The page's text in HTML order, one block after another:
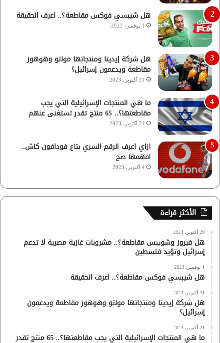
هل شيبسي فوكس مقاطعة؟.. اعرف الحقيقة
1 نوفمبر، 2023
هل شركة إيديتا ومنتجاتها مولتو وهوهوز
مقاطعة ويدعمون إسرائيل؟
31 أكتوبر، 2023
ما هي المنتجات الإسرائيلية التي يجب
مقاطعتها؟.. 65 منتج تقدر تستغنى عنهم
21 أكتوبر، 2023
ازاي اعرف الرقم السري بتاع فودافون كاش..
افهمها صح
4 أكتوبر، 2023
الأكثر قراءة
29 أكتوبر، 2023
هل فيروز وشويبس مقاطعة؟.. مشروبات غازية مصرية لا تدعم
إسرائيل وتؤيد فلسطين
1 نوفمبر، 2023
هل شيبسي فوكس مقاطعة؟.. اعرف الحقيقة
31 أكتوبر، 2023
هل شركة إيديتا ومنتجاتها مولتو وهوهوز مقاطعة ويدعمون
إسرائيل؟
21 أكتوبر، 2023
ما هي المنتجات الإسرائيلية التي يجب مقاطعتها؟.. 65 منتج تقدر